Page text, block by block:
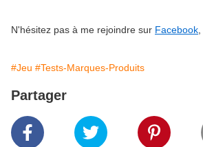
N'hésitez pas à me rejoindre sur Facebook
#Jeu #Tests-Marques-Produits
Partager